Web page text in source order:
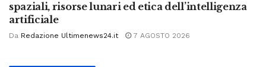
spaziali, risorse lunari ed etica dell’intelligenza
artificiale
Da Redazione Ultimenews24.it 7 AGOSTO 2026